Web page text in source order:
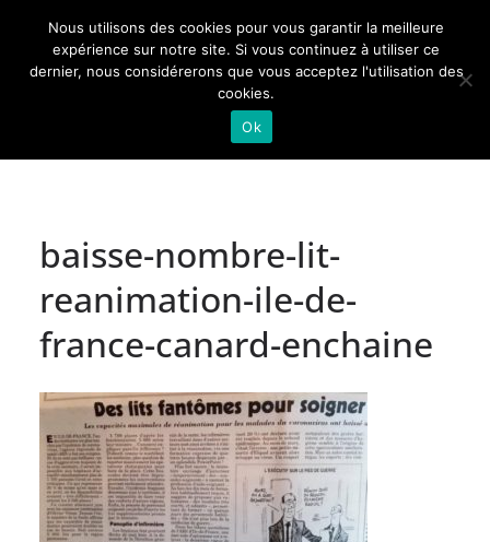
contenu
Actualités de Lorraine pour les Lorrains
baisse-nombre-lit-
reanimation-ile-de-
france-canard-enchaine
Nous utilisons des cookies pour vous garantir la meilleure
expérience sur notre site. Si vous continuez à utiliser ce
dernier, nous considérerons que vous acceptez l'utilisation des
cookies.
Ok